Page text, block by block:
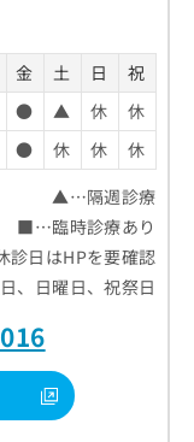
金 土 日
祝
● ▲ 休
休
● 休 休
休
▲…隔週診療
■…臨時診療あり
診日はHPを要確認
、日曜日、祝祭日